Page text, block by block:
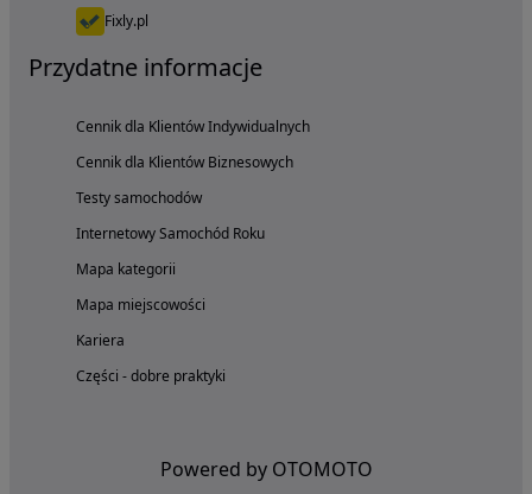
Fixly.pl
Przydatne informacje
Cennik dla Klientów Indywidualnych
Cennik dla Klientów Biznesowych
Testy samochodów
Internetowy Samochód Roku
Mapa kategorii
Mapa miejscowości
Kariera
Części - dobre praktyki
Powered by OTOMOTO